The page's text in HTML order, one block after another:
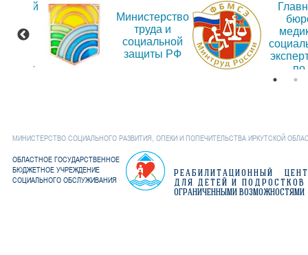
Министерство
труда и
социальной
защиты РФ
по
МИНИСТЕРСТВО СОЦИАЛЬНОГО РАЗВИТИЯ, ОПЕКИ И ПОПЕЧИТЕЛЬСТВА ИРКУТСКОЙ
ОБЛАСТНОЕ ГОСУДАРСТВЕННОЕ
БЮДЖЕТНОЕ УЧРЕЖДЕНИЕ
СОЦИАЛЬНОГО ОБСЛУЖИВАНИЯ
РЕАБИЛИТАЦИОННЫЙ
ДЛЯ ДЕТЕЙ И ПОДРОСТКОВ
ОГРАНИЧЕННЫМИ ВОЗМОЖНОСТЯМИ